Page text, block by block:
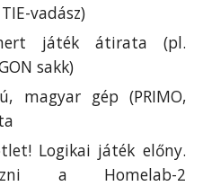
vadász)
játék átirata (pl.
sakk)
magyar gép (PRIMO,
Logikai játék előny.
a Homelab-2